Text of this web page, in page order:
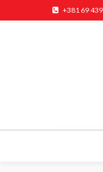
+381 69